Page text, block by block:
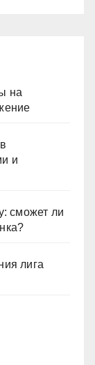
на
и
сможет ли
лига